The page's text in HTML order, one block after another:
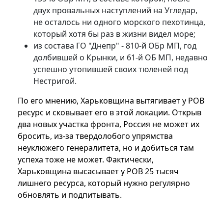
двух провальных наступлений на Угледар,
не осталось ни одного морского пехотинца,
который хотя бы раз в жизни видел море;
из состава ГО "Днепр" - 810-й ОБр МП, год
долбившей о Крынки, и 61-й ОБ МП, недавно
успешно утопившей своих тюленей под
Нестригой.
По его мнению, Харьковщина вытягивает у РОВ
ресурс и сковывает его в этой локации. Открыв
два новых участка фронта, Россия не может их
бросить, из-за твердолобого упрямства
неуклюжего генералитета, но и добиться там
успеха тоже не может. Фактически,
Харьковщина высасывает у РОВ 25 тысяч
лишнего ресурса, который нужно регулярно
обновлять и подпитывать.